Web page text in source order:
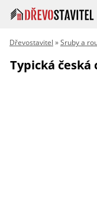
Dřevostavitel »Sruby a
Typická česká